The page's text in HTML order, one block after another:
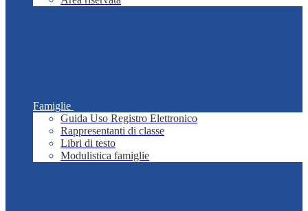
Famiglie
Guida Uso Registro Elettronico
Rappresentanti di classe
Libri di testo
Modulistica famiglie